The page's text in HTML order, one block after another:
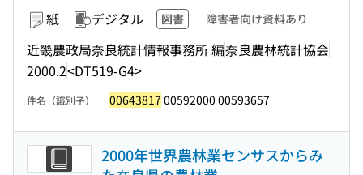
紙 デジタル 図書 障害者向け資料あり
近畿農政局奈良統計情報事務所 編奈良農林統計協会
2000.2<DT519-G4>
件名（識別子） 00643817 00592000 00593657
2000年世界農林業センサスからみ